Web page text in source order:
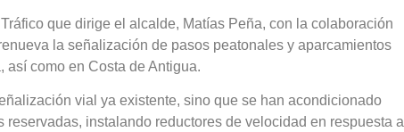
que dirige el alcalde, Matías Peña, con la colaboración
la señalización de pasos peatonales y aparcamientos
así como en Costa de Antigua.
vial ya existente, sino que se han acondicionado
instalando reductores de velocidad en respuesta a